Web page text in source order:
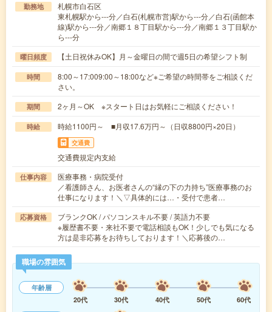
勤務地
札幌市白石区
東札幌駅から---分／白石(札幌市営)駅から---分／白石(函館本
線)駅から---分／南郷１８丁目駅から---分／南郷１３丁目駅か
ら---分
曜日頻度 【土日祝休みOK】月～金曜日の間で週5日の希望シフト制
時間
8:00～17:009:00～18:00など※ご希望の時間帯をご相談くだ
さい。
期間 2ヶ月～OK ※スタート日はお気軽にご相談ください！
時給 時給1100円～ ■月収17.6万円～（日収8800円×20日）
交通費
交通費規定内支給
仕事内容
医療事務・病院受付
／看護師さん、お医者さんの“縁の下の力持ち”医療事務のお
仕事になります！＼▽具体的には…・受付で患者…
応募資格
ブランクOK / パソコンスキル不要 / 英語力不要
※履歴書不要・来社不要で電話相談もOK！少しでも気になる
方は是非応募をお待ちしております！＼応募後の…
職場の雰囲気
年齢層
20代
30代 40代 50代
60代